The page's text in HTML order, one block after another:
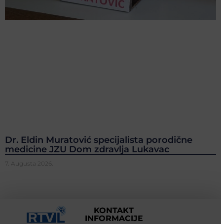
Dr. Eldin Muratović specijalista porodične
medicine JZU Dom zdravlja Lukavac
7. Augusta 2026.
KONTAKT
INFORMACIJE